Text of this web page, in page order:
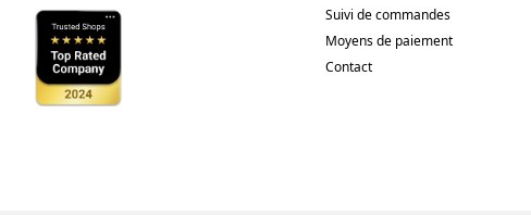
Suivi de commandes
Moyens de paiement
Contact